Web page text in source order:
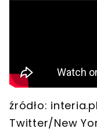
źródło:
Twitter/New